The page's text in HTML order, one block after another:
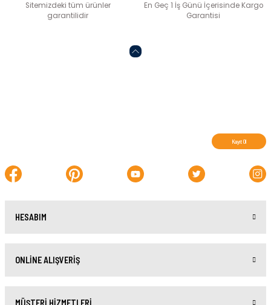
Sitemizdeki tüm ürünler
garantilidir
En Geç 1 İş Günü İçerisinde Kargo
Garantisi
Kayıt Ol
HESABIM
ONLİNE ALIŞVERİŞ
MÜŞTERİ HİZMETLERİ